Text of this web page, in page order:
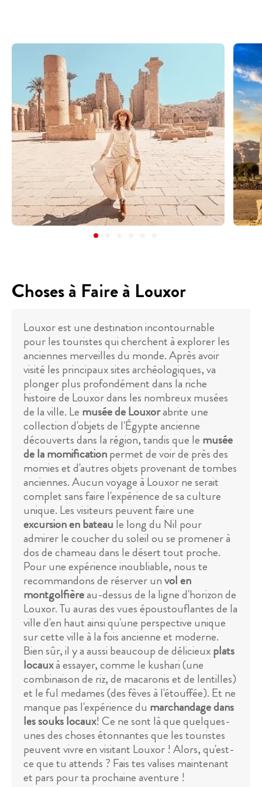
Choses à Faire à Louxor
Louxor est une destination incontournable
pour les touristes qui cherchent à explorer les
anciennes merveilles du monde. Après avoir
visité les principaux sites archéologiques, va
plonger plus profondément dans la riche
histoire de Louxor dans les nombreux musées
de la ville. Le musée de Louxorabrite une
collection d'objets de l'Égypte ancienne
découverts dans la région, tandis que le musée
de la momificationpermet de voir de près des
momies et d'autres objets provenant de tombes
anciennes. Aucun voyage à Louxor ne serait
complet sans faire l'expérience de sa culture
unique. Les visiteurs peuvent faire une
excursion en bateau le long du Nil pour
admirer le coucher du soleil ou se promener à
dos de chameau dans le désert tout proche.
Pour une expérience inoubliable, nous te
recommandons de réserver unvol en
montgolfièreau-dessus de la ligne d'horizon de
Louxor. Tu auras des vues époustouflantes de la
ville d'en haut ainsi qu'une perspective unique
sur cette ville à la fois ancienne et moderne.
Bien sûr, il y a aussi beaucoup de délicieuxplats
locauxà essayer, comme le kushari (une
combinaison de riz, de macaronis et de lentilles)
et le ful medames (des fèves à l'étouffée). Et ne
manque pas l'expérience du marchandage dans
les souks locaux! Ce ne sont là que quelques-
unes des choses étonnantes que les touristes
peuvent vivre en visitant Louxor ! Alors, qu'est-
ce que tu attends ? Fais tes valises maintenant
et pars pour ta prochaine aventure !